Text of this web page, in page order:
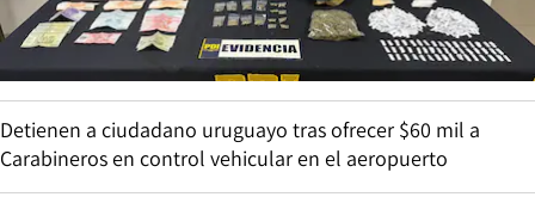
Detienen a ciudadano uruguayo tras ofrecer $60 mil a
Carabineros en control vehicular en el aeropuerto